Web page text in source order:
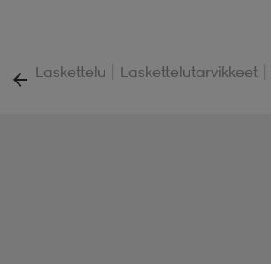
Laskettelu | Laskettelutarvikkeet |